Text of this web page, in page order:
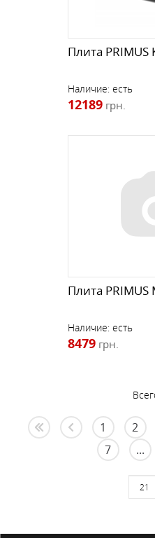
Плита PRIMUS
Наличие: есть
12189 грн.
Плита PRIMUS
Наличие: есть
8479 грн.
1 2
7
...